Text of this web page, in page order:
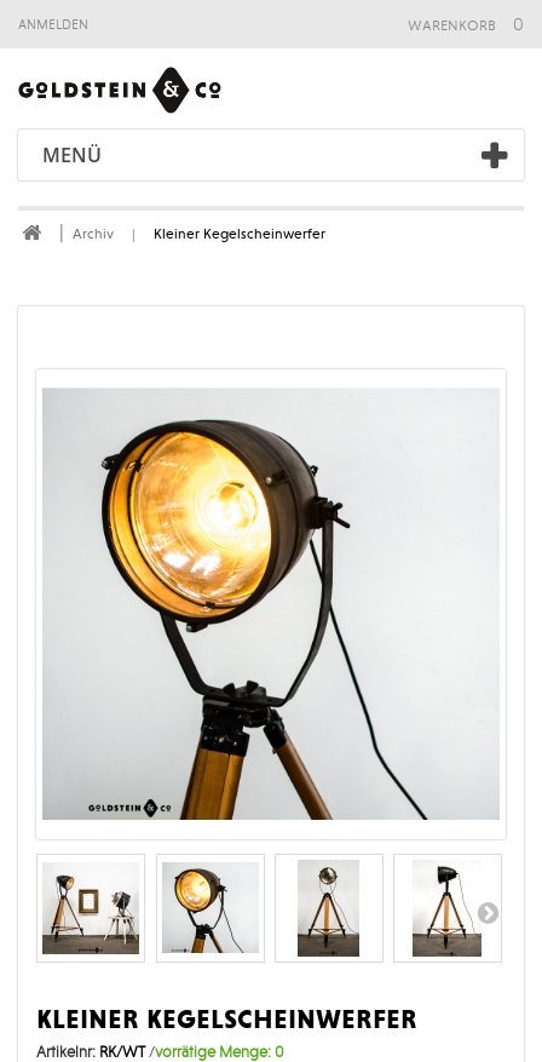
anmelden
MENÜ
warenkorb 0
Archiv Kleiner Kegelscheinwerfer
kleiner kegelscheinwerfer
Artikelnr: RK/WT/vorrätige Menge: 0